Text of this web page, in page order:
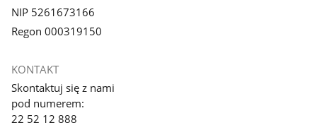
NIP 5261673166
Regon 000319150
KONTAKT
Skontaktuj się z nami
pod numerem:
22 52 12 888